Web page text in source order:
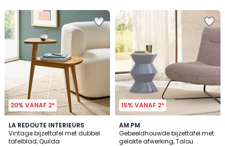
20% VANAF 2*
LA REDOUTE INTERIEURS
Vintage bijzettafel met dubbel
tafelblad, Quilda
4.6
/ 5
15% VANAF 2*
AM.PM
Gebeeldhouwde bijzettafel met
gelakte afwerking, Talou
2
Kleuren